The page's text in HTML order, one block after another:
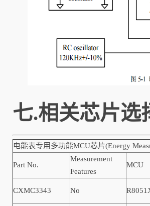
七.相关芯片选
电能表专用多功能MCU芯片(Energy
Part No.
Measurement
Features
MCU
CXMC3343 No